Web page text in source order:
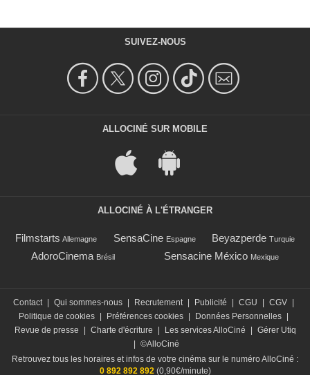
SUIVEZ-NOUS
ALLOCINÉ SUR MOBILE
ALLOCINÉ À L'ÉTRANGER
Filmstarts Allemagne SensaCine Espagne Beyazperde Turquie
AdoroCinema Brésil Sensacine México Mexique
Contact | Qui sommes-nous | Recrutement | Publicité | CGU | CGV |
Politique de cookies | Préférences cookies | Données Personnelles |
Revue de presse
| Charte d'écriture | Les services AlloCiné | Gérer Utiq
| ©AlloCiné
Retrouvez tous les horaires et infos de votre cinéma sur le numéro AlloCiné :
0 892 892 892 (0,90€/minute)